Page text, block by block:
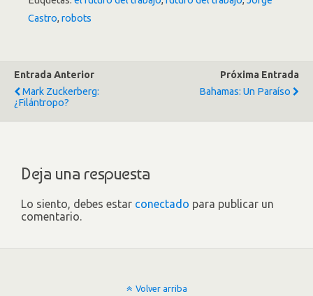
Castro, robots
Entrada Anterior
Mark Zuckerberg:
¿Filántropo?
Próxima Entrada
Bahamas: Un Paraíso
Deja una respuesta
Lo siento, debes estar conectado para publicar un
comentario.
Volver arriba